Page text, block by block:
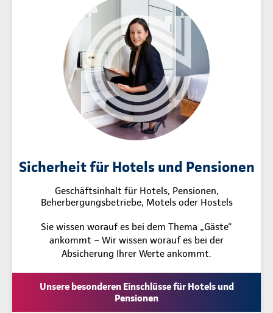
Sicherheit für Hotels und Pensionen
Geschäftsinhalt für Hotels, Pensionen,
Beherbergungsbetriebe, Motels oder Hostels
Sie wissen worauf es bei dem Thema „Gäste“
ankommt – Wir wissen worauf es bei der
Absicherung Ihrer Werte ankommt.
Unsere besonderen Einschlüsse für Hotels und
Pensionen